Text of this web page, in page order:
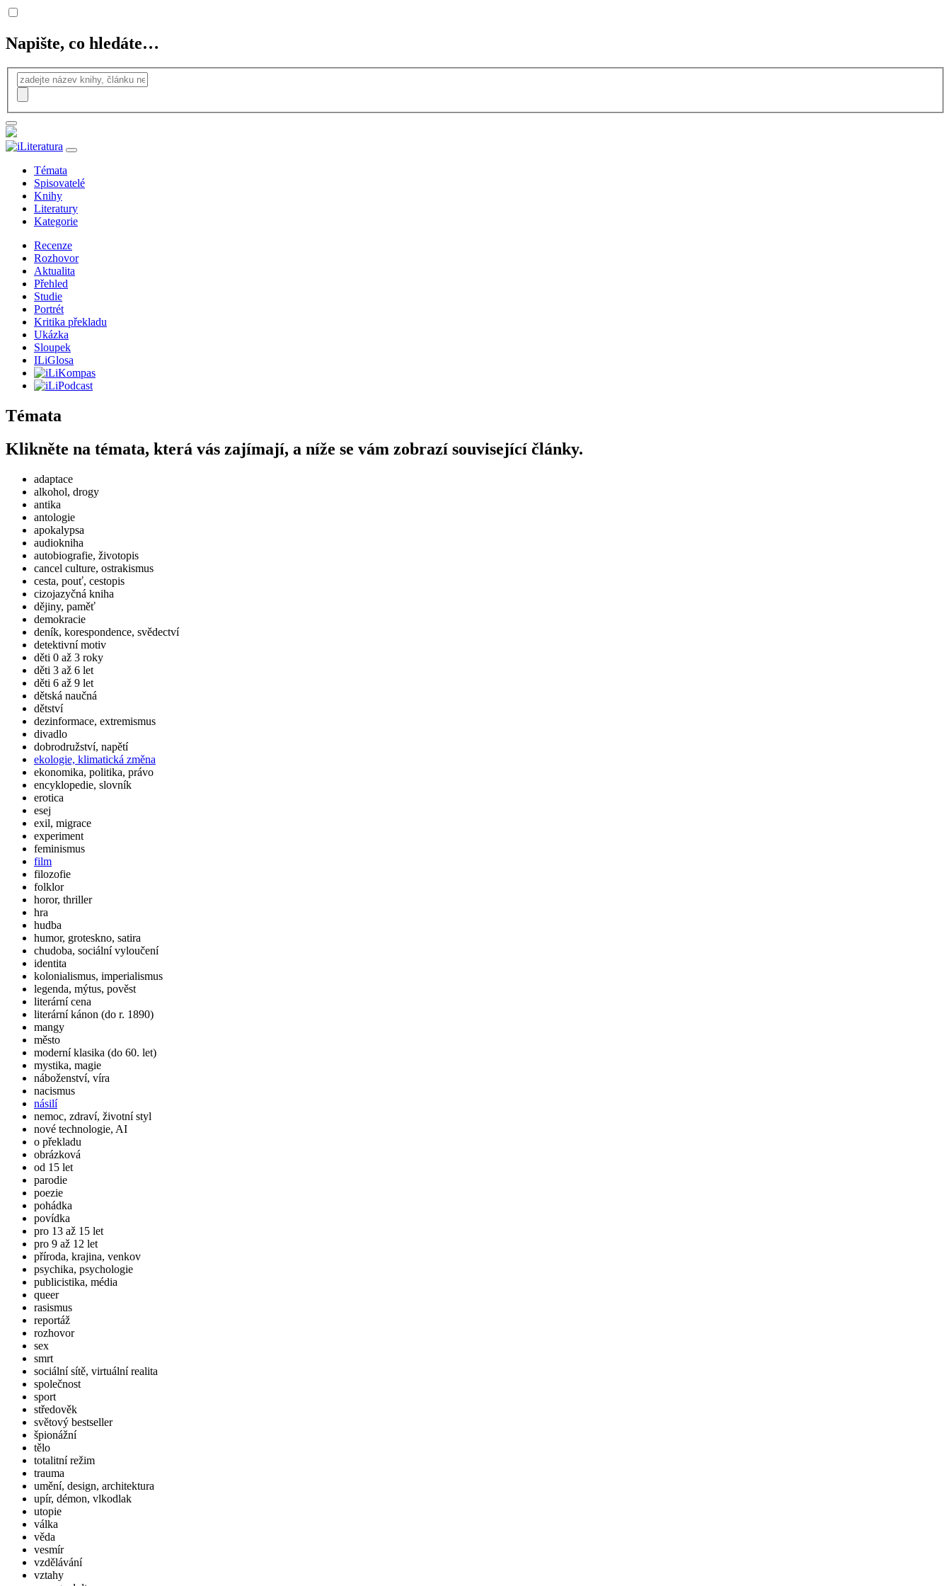
Napište, co hledáte…
Témata
Spisovatelé
Knihy
Literatury
Kategorie
Recenze
Rozhovor
Aktualita
Přehled
Studie
Portrét
Kritika překladu
Ukázka
Sloupek
ILiGlosa
Témata
Klikněte na témata, která vás zajímají, a níže se vám zobrazí související články.
adaptace
alkohol, drogy
antika
antologie
apokalypsa
audiokniha
autobiografie, životopis
cancel culture, ostrakismus
cesta, pouť, cestopis
cizojazyčná kniha
dějiny, paměť
demokracie
deník, korespondence, svědectví
detektivní motiv
děti 0 až 3 roky
děti 3 až 6 let
děti 6 až 9 let
dětská naučná
dětství
dezinformace, extremismus
divadlo
dobrodružství, napětí
ekologie, klimatická změna
ekonomika, politika, právo
encyklopedie, slovník
erotica
esej
exil, migrace
experiment
feminismus
film
filozofie
folklor
horor, thriller
hra
hudba
humor, groteskno, satira
chudoba, sociální vyloučení
identita
kolonialismus, imperialismus
legenda, mýtus, pověst
literární cena
literární kánon (do r. 1890)
mangy
město
moderní klasika (do 60. let)
mystika, magie
náboženství, víra
nacismus
násilí
nemoc, zdraví, životní styl
nové technologie, AI
o překladu
obrázková
od 15 let
parodie
poezie
pohádka
povídka
pro 13 až 15 let
pro 9 až 12 let
příroda, krajina, venkov
psychika, psychologie
publicistika, média
queer
rasismus
reportáž
rozhovor
sex
smrt
sociální sítě, virtuální realita
společnost
sport
středověk
světový bestseller
špionážní
tělo
totalitní režim
trauma
umění, design, architektura
upír, démon, vlkodlak
utopie
válka
věda
vesmír
vzdělávání
vztahy